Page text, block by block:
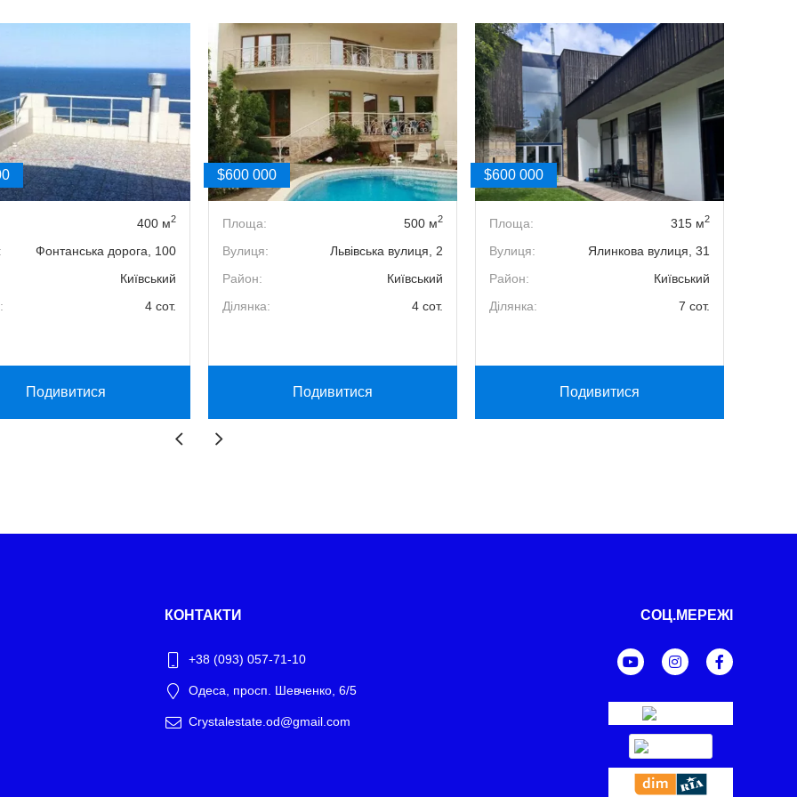
400 м2
Фонтанська дорога, 100
Київський
4 сот.
Подивитися
$600 000
Площа: 500 м2
Вулиця:
Львівська вулиця, 2
Район:
Київський
Ділянка:
4 сот.
Подивитися
$600 000
Площа: 315 м2
Вулиця:
Ялинкова вулиця, 31
Район:
Київський
Ділянка:
7 сот.
Подивитися
КОНТАКТИ
+38 (093) 057-71-10
Одеса, просп. Шевченко, 6/5
Crystalestate.od@gmail.com
СОЦ.МЕРЕЖІ